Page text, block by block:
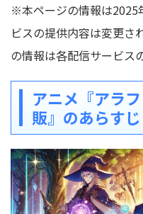
※本ページの情報は2025
ビスの提供内容は変更さ
の情報は各配信サービス
アニメ『アラ
販』のあらす